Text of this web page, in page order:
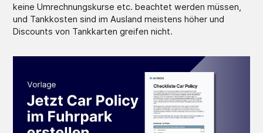
keine Umrechnungskurse etc. beachtet werden müssen,
und Tankkosten sind im Ausland meistens höher und
Discounts von Tankkarten greifen nicht.